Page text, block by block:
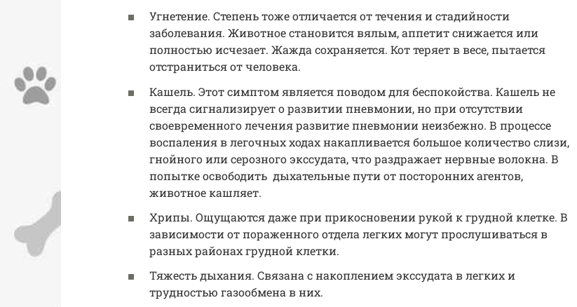
Угнетение. Степень тоже отличается от течения и стадийности
заболевания. Животное становится вялым, аппетит снижается или
полностью исчезает. Жажда сохраняется. Кот теряет в весе, пытается
отстраниться от человека.
Кашель. Этот симптом является поводом для беспокойства. Кашель не
всегда сигнализирует о развитии пневмонии, но при отсутствии
своевременного лечения развитие пневмонии неизбежно. В процессе
воспаления в легочных ходах накапливается большое количество слизи,
гнойного или серозного экссудата, что раздражает нервные волокна. В
попытке освободить дыхательные пути от посторонних агентов,
животное кашляет.
Хрипы. Ощущаются даже при прикосновении рукой к грудной клетке. В
зависимости от пораженного отдела легких могут прослушиваться в
разных районах грудной клетки.
Тяжесть дыхания. Связана с накоплением экссудата в легких и
трудностью газообмена в них.